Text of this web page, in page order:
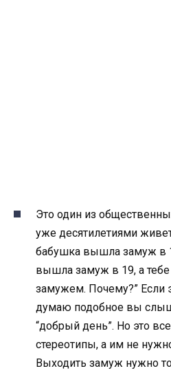
Это один из
уже десятилетиями
бабушка вышла замуж в
вышла замуж в 19, а
замужем. Почему?” Если
думаю подобное вы
“добрый день”. Но это
стереотипы, а им не
Выходить замуж нужно